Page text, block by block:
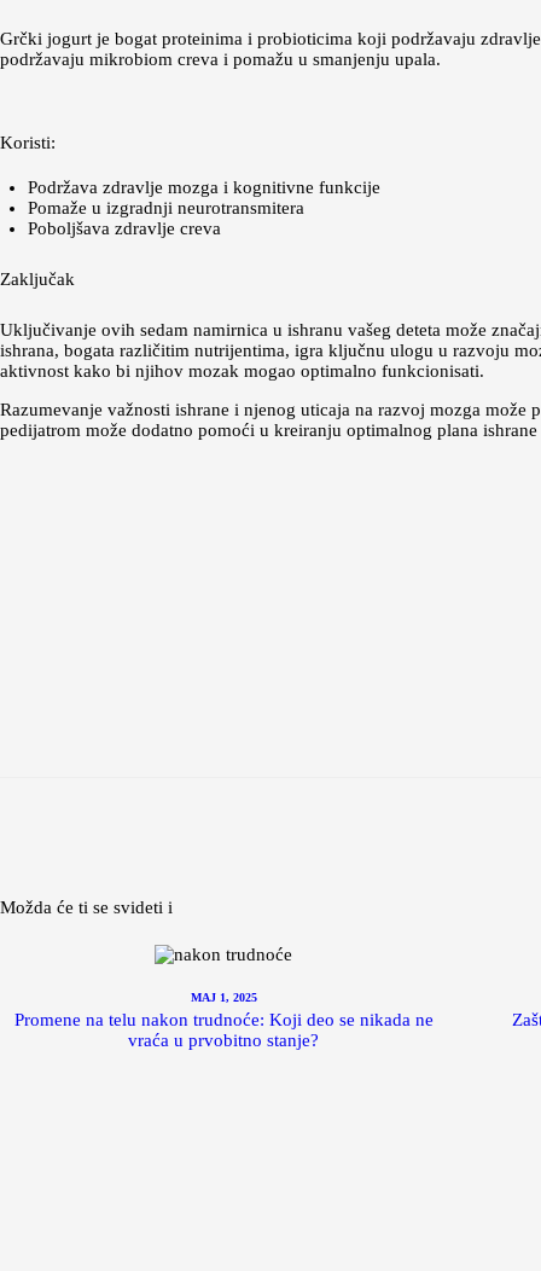
Grčki jogurt je bogat proteinima i probioticima koji podržavaju
podržavaju mikrobiom creva i pomažu u smanjenju upala.
Koristi:
Podržava zdravlje mozga i kognitivne funkcije
Pomaže u izgradnji neurotransmitera
Poboljšava zdravlje creva
Zaključak
Uključivanje ovih sedam namirnica u ishranu vašeg deteta može
ishrana, bogata različitim nutrijentima, igra ključnu ulogu u razvoju
aktivnost kako bi njihov mozak mogao optimalno funkcionisati.
Razumevanje važnosti ishrane i njenog uticaja na razvoj mozga
pedijatrom može dodatno pomoći u kreiranju optimalnog plana ishrane
Možda će ti se svideti i
MAJ 1, 2025
Promene na telu nakon trudnoće: Koji deo se nikada ne
vraća u prvobitno stanje?